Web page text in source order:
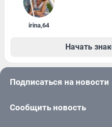
irina,64
Начать
Подписаться на новости
Сообщить новость